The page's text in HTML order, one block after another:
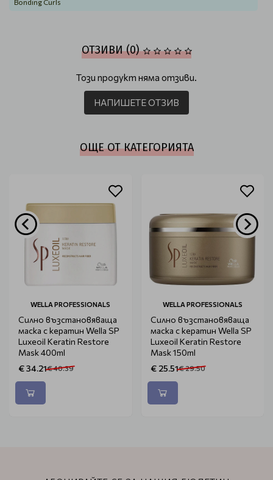
Bonding Curls
ОТЗИВИ (0)
Този продукт няма отзиви.
НАПИШЕТЕ ОТЗИВ
ОЩЕ ОТ КАТЕГОРИЯТА
WELLA PROFESSIONALS
Силно възстановяваща
маска с кератин Wella SP
Luxeoil Keratin Restore
Mask 400ml
€ 34.21€ 40.39
WELLA PROFESSIONALS
Силно възстановяваща
маска с кератин Wella SP
Luxeoil Keratin Restore
Mask 150ml
€ 25.51€ 29.50